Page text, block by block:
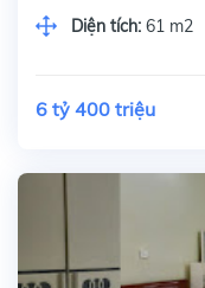
Diện tích: 61 m2
6 tỷ 400 triệu